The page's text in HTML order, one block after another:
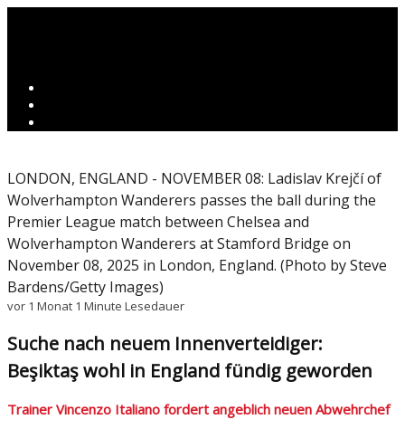
LONDON, ENGLAND - NOVEMBER 08: Ladislav Krejčí of
Wolverhampton Wanderers passes the ball during the
Premier League match between Chelsea and
Wolverhampton Wanderers at Stamford Bridge on
November 08, 2025 in London, England. (Photo by Steve
Bardens/Getty Images)
vor 1 Monat 1 Minute Lesedauer
Suche nach neuem Innenverteidiger:
Beşiktaş wohl in England fündig geworden
Trainer Vincenzo Italiano fordert angeblich neuen Abwehrchef